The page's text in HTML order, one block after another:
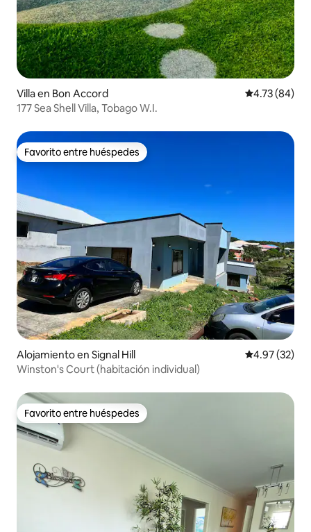
Villa en Bon Accord Calificación
4.73 (84)
177 Sea Shell Villa, Tobago W.I.
Favorito entre huéspedes
Favorito entre huéspedes
Alojamiento en Signal Hill Calificación
4.97 (32)
Winston's Court (habitación individual)
Favorito entre huéspedes
Favorito entre huéspedes